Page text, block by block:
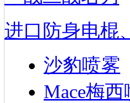
进口防身电棍
沙豹喷雾
Mace梅西